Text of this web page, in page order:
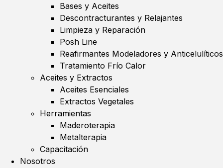
Bases y Aceites
Descontracturantes y Relajantes
Limpieza y Reparación
Posh Line
Reafirmantes Modeladores y Anticelulíticos
Tratamiento Frío Calor
Aceites y Extractos
Aceites Esenciales
Extractos Vegetales
Herramientas
Maderoterapia
Metalterapia
Capacitación
Nosotros